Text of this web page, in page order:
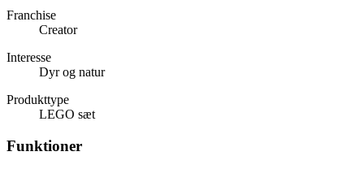
Franchise
Creator
Interesse
Dyr og natur
Produkttype
LEGO sæt
Funktioner